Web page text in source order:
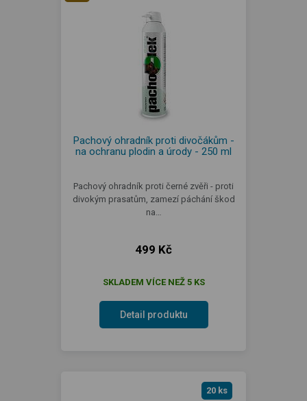
Pachový ohradník proti divočákům -
na ochranu plodin a úrody - 250 ml
Pachový ohradník proti černé zvěři - proti
divokým prasatům, zamezí páchání škod
na…
499 Kč
SKLADEM VÍCE NEŽ 5 KS
Detail produktu
20 ks